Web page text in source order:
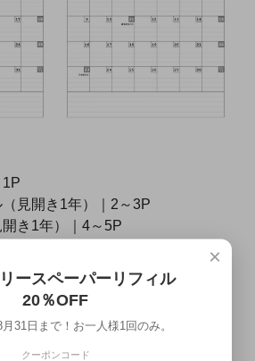
1P
（見開き1年）｜2～3P
開き1年）｜4～5P
（1ページ1ヶ月/月曜始まり）｜6～
（見開き1週間/月曜始まり）｜18
方眼）｜124～127P
社情報記載｜128P
×
ースペーパーリフィル
20％OFF
31日まで！お一人様1回のみ。
クーポンコード